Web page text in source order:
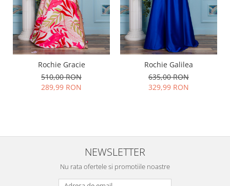
Rochie Gracie
510,00 RON
289,99 RON
Rochie Galilea
635,00 RON
329,99 RON
NEWSLETTER
Nu rata ofertele si promotiile noastre